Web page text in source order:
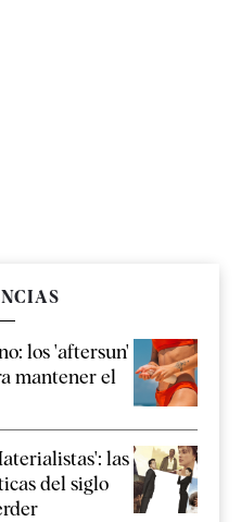
los 'aftersun'
mantener el
las
del siglo